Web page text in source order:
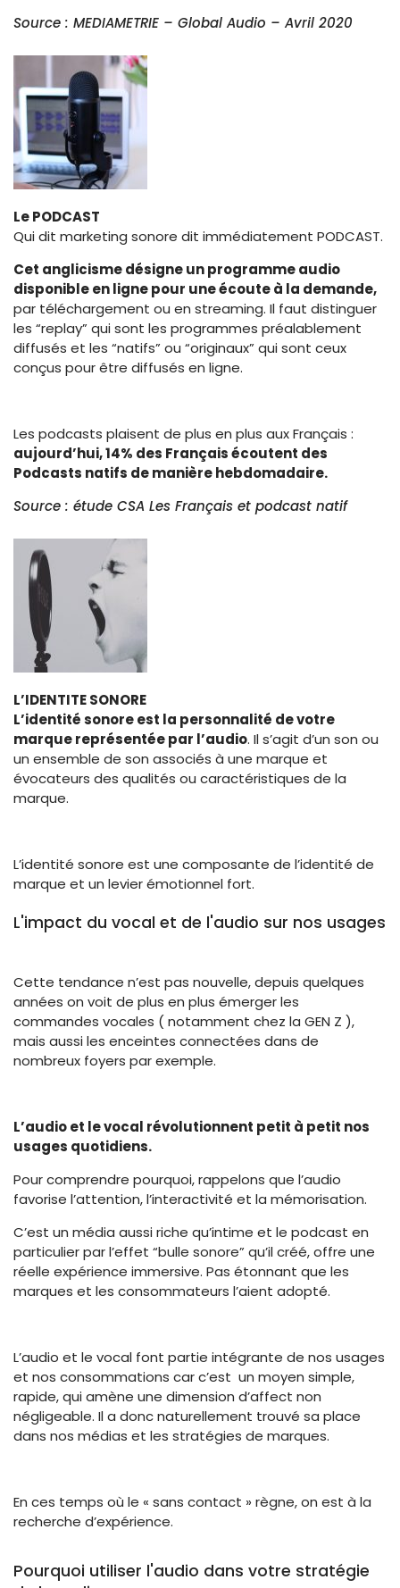
Source : MEDIAMETRIE – Global Audio – Avril 2020
Le PODCAST
Qui dit marketing sonore dit immédiatement PODCAST.
Cet anglicisme désigne un programme audio
disponible en ligne pour une écoute à la demande,
par téléchargement ou en streaming. Il faut distinguer
les “replay” qui sont les programmes préalablement
diffusés et les “natifs” ou “originaux” qui sont ceux
conçus pour être diffusés en ligne.
Les podcasts plaisent de plus en plus aux Français :
aujourd’hui, 14% des Français écoutent des
Podcasts natifs de manière hebdomadaire.
Source : étude CSA Les Français et podcast natif
L’IDENTITE SONORE
L’identité sonore est la personnalité de votre
marque représentée par l’audio. Il s’agit d’un son ou
un ensemble de son associés à une marque et
évocateurs des qualités ou caractéristiques de la
marque.
L’identité sonore est une composante de l’identité de
marque et un levier émotionnel fort.
L'impact du vocal et de l'audio sur nos usages
Cette tendance n’est pas nouvelle, depuis quelques
années on voit de plus en plus émerger les
commandes vocales ( notamment chez la GEN Z ),
mais aussi les enceintes connectées dans de
nombreux foyers par exemple.
L’audio et le vocal révolutionnent petit à petit nos
usages quotidiens.
Pour comprendre pourquoi, rappelons que l’audio
favorise l’attention, l’interactivité et la mémorisation.
C’est un média aussi riche qu’intime et le podcast en
particulier par l’effet “bulle sonore” qu’il créé, offre une
réelle expérience immersive. Pas étonnant que les
marques et les consommateurs l’aient adopté.
L’audio et le vocal font partie intégrante de nos usages
et nos consommations car c’est un moyen simple,
rapide, qui amène une dimension d’affect non
négligeable. Il a donc naturellement trouvé sa place
dans nos médias et les stratégies de marques.
En ces temps où le « sans contact » règne, on est à la
recherche d’expérience.
Pourquoi utiliser l'audio dans votre stratégie